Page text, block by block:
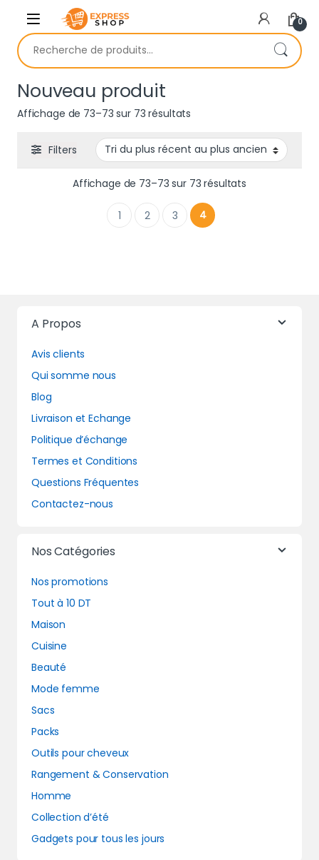
Skip to navigation
Skip to content
0
Recherche pour :
Nouveau produit
Affichage de 73–73 sur 73 résultats
Filters
Affichage de 73–73 sur 73 résultats
1 2 3 4
A Propos
Avis clients
Qui somme nous
Blog
Livraison et Echange
Politique d’échange
Termes et Conditions
Questions Fréquentes
Contactez-nous
Nos Catégories
Nos promotions
Tout à 10 DT
Maison
Cuisine
Beauté
Mode femme
Sacs
Packs
Outils pour cheveux
Rangement & Conservation
Homme
Collection d’été
Gadgets pour tous les jours